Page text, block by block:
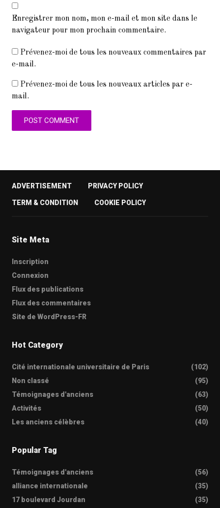
Enregistrer mon nom, mon e-mail et mon site dans le
navigateur pour mon prochain commentaire.
Prévenez-moi de tous les nouveaux commentaires par
e-mail.
Prévenez-moi de tous les nouveaux articles par e-
mail.
ADVERTISEMENT PRIVACY POLICY
TERM & CONDITION COOKIE POLICY
Site Meta
Inscription
Connexion
Flux des publications
Flux des commentaires
Site de WordPress-FR
Hot Category
Cité internationale universitaire de Paris
(102)
Non classé
(95)
Témoignages d'anciens
(63)
Activités
(50)
Les anciens célèbres
(40)
Popular Tag
Témoignages d'anciens
(56)
alliance internationale
(35)
17 boulevard Jourdan
(35)